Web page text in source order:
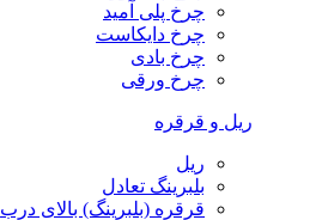
چرخ پلی آمید
چرخ دایکاست
چرخ بادی
چرخ ورقی
ریل و قرقره
ریل
بلبرینگ تعادل
قرقره (بلبرینگ) بالای درب